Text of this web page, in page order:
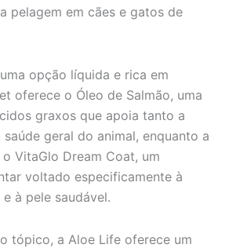
pelagem em cães e gatos de
opção líquida e rica em
oferece o Óleo de Salmão, uma
graxos que apoia tanto a
geral do animal, enquanto a
VitaGlo Dream Coat, um
voltado especificamente à
à pele saudável.
tópico, a Aloe Life oferece um